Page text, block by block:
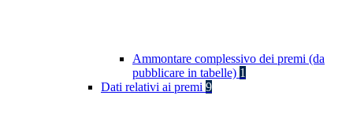
Ammontare complessivo dei premi (da
pubblicare in tabelle) 1
Dati relativi ai premi 9